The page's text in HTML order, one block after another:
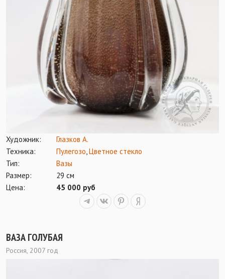
Художник:
Глазков А.
Техника:
Пулегозо Цветное стекло
Тип:
Вазы
Размер:
29 см
Цена:
45 000 руб
ВАЗА ГОЛУБАЯ
Россия, 2007 год